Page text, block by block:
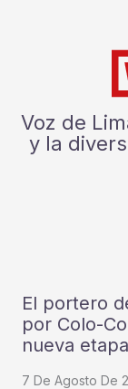
Voz de
y la
El portero
por Colo-
nueva etapa
7 De Agosto De